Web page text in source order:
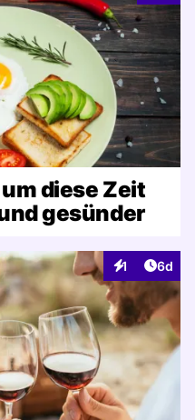
diese Zeit
gesünder
1
Interaktionen
6d